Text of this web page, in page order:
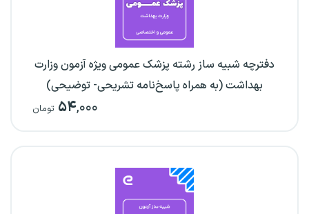
دفترچه شبیه ساز رشته پزشک عمومی ویژه آزمون وزارت
بهداشت (به همراه پاسخ‌نامه تشریحی- توضیحی)
۵۴,۰۰۰ تومان